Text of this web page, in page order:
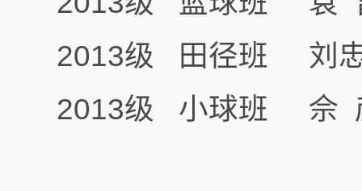
2013级 田径班 刘
2013级 小球班 佘